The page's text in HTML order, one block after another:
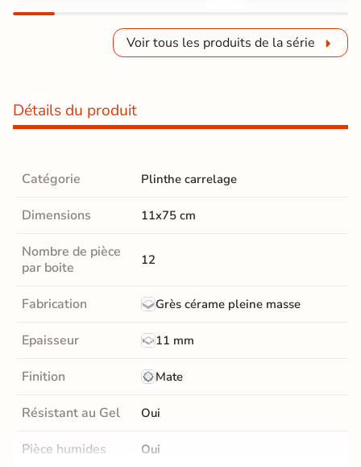
Voir tous les produits de la série
Détails du produit
Catégorie Plinthe carrelage
Dimensions 11x75 cm
Nombre de pièce
par boite
12
Fabrication Grès cérame pleine masse
Epaisseur 11 mm
Finition Mate
Résistant au Gel Oui
Pièce humides Oui